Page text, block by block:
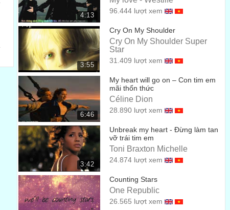
Ta đang bốc cháy
So light em up-up-up
Đốt hết đi
Light em up-up-up
Đốt hết đi
00:58
I'm on fire
Ta đang bốc cháy
In the dark-dark
Trong đêm tối
Writers keep writing what they write
Mọi nhà văn vẫn viết tiếp những thứ họ đang viết
Somewhere another pretty vein just dies
4:13
96.444 lượt xem
3:55
Cry On My Shoulder
Cry On My Shoulder Super
Star
31.409 lượt xem
6:46
My heart will go on – Con tim em
mãi thổn thức
Céline Dion
28.890 lượt xem
3:42
Unbreak my heart - Đừng làm tan
vỡ trái tim em
Toni Braxton Michelle
24.874 lượt xem
Counting Stars
One Republic
26.565 lượt xem